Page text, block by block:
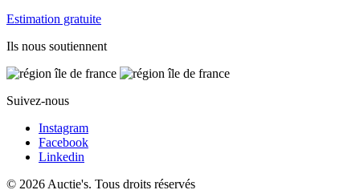
Estimation gratuite
Ils nous soutiennent
Suivez-nous
Instagram
Facebook
Linkedin
© 2026 Auctie's. Tous droits réservés